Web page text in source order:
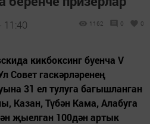
11:40 1162 0 0
кикбоксинг буенча V
Совет гаскәрләренең
31 ел тулуга багышланган
Казан, Түбән Кама, Алабуга
җыелган 100дән артык